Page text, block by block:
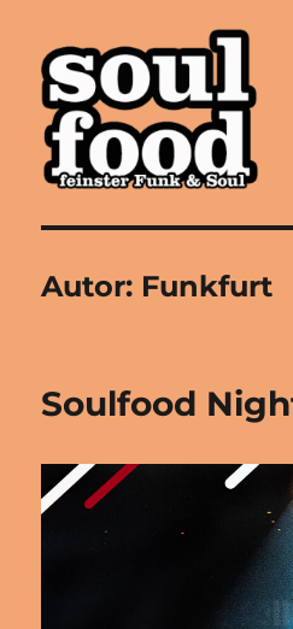
Soulfood FFM
Autor: Funkfurt
Soulfood